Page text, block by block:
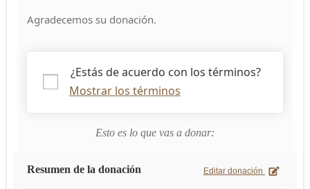
Agradecemos su donación.
Mostrar los términos
¿Estás de acuerdo con los términos?
Esto es lo que vas a donar:
Resumen de la donación Editar donación